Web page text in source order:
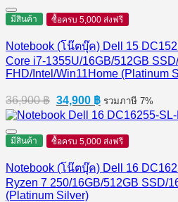
มีสินค้า ซื้อครบ 5,000 ส่งฟรี
Notebook (โน๊ตบุ๊ค) Dell 15
Core i7-1355U/16GB/512GB
FHD/Intel/Win11Home (Platinum
36,900฿ Original
price
was:
36,900 ฿.
34,900 ฿Current
price
is:
34,900 ฿.
รวมภาษี 7%
มีสินค้า ซื้อครบ 5,000 ส่งฟรี
Notebook (โน๊ตบุ๊ค) Dell 16
Ryzen 7 250/16GB/512GB SSD/
(Platinum Silver)